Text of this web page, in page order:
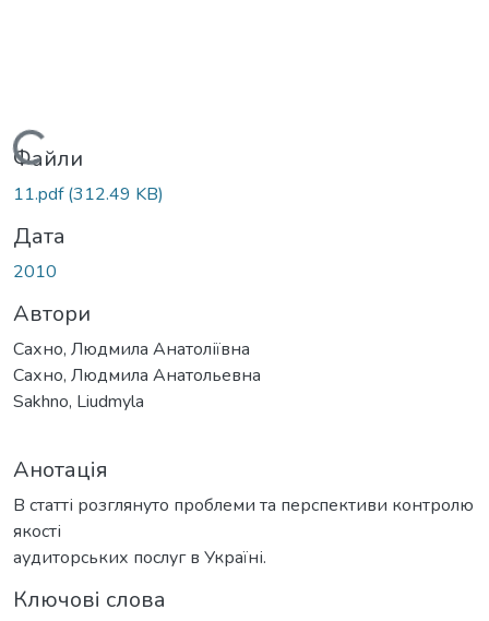
Вантажиться...
Файли
11.pdf(312.49 KB)
Дата
2010
Автори
Сахно, Людмила Анатоліївна
Сахно, Людмила Анатольевна
Sakhno, Liudmyla
Анотація
В статті розглянуто проблеми та перспективи контролю
якості
аудиторських послуг в Україні.
Ключові слова